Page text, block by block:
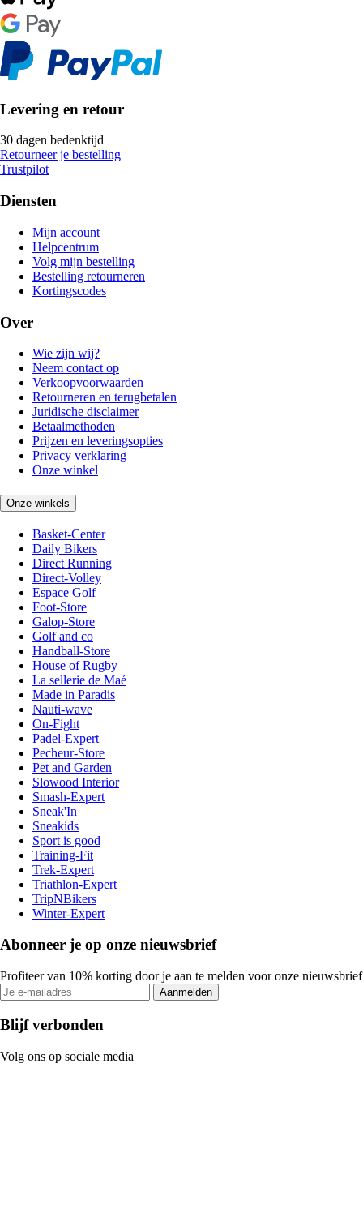
Levering en retour
30 dagen bedenktijd
Retourneer je bestelling
Trustpilot
Diensten
Mijn account
Helpcentrum
Volg mijn bestelling
Bestelling retourneren
Kortingscodes
Over
Wie zijn wij?
Neem contact op
Verkoopvoorwaarden
Retourneren en terugbetalen
Juridische disclaimer
Betaalmethoden
Prijzen en leveringsopties
Privacy verklaring
Onze winkel
Onze winkels
Basket-Center
Daily Bikers
Direct Running
Direct-Volley
Espace Golf
Foot-Store
Galop-Store
Golf and co
Handball-Store
House of Rugby
La sellerie de Maé
Made in Paradis
Nauti-wave
On-Fight
Padel-Expert
Pecheur-Store
Pet and Garden
Slowood Interior
Smash-Expert
Sneak'In
Sneakids
Sport is good
Training-Fit
Trek-Expert
Triathlon-Expert
TripNBikers
Winter-Expert
Abonneer je op onze nieuwsbrief
Profiteer van 10% korting door je aan te melden voor onze nieuwsbrief
Aanmelden
Blijf verbonden
Volg ons op sociale media